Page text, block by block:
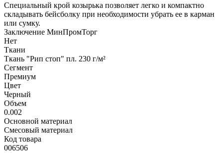
Специальный крой козырька позволяет легко и компактно
складывать бейсболку при необходимости убрать ее в карман
или сумку.
Заключение МинПромТорг
Нет
Ткани
Ткань "Рип стоп" пл. 230 г/м²
Сегмент
Премиум
Цвет
Черный
Объем
0.002
Основной материал
Смесовый материал
Код товара
006506